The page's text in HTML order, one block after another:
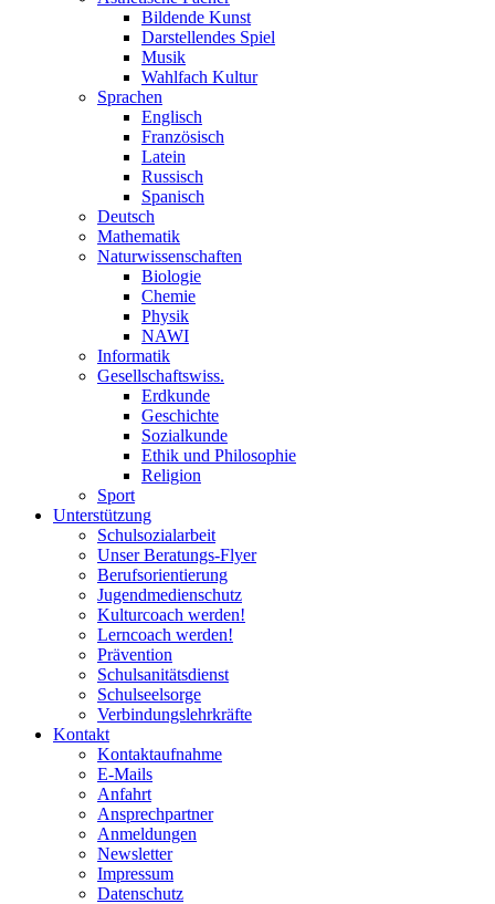
Bildende Kunst
Darstellendes Spiel
Musik
Wahlfach Kultur
Sprachen
Englisch
Französisch
Latein
Russisch
Spanisch
Deutsch
Mathematik
Naturwissenschaften
Biologie
Chemie
Physik
NAWI
Informatik
Gesellschaftswiss.
Erdkunde
Geschichte
Sozialkunde
Ethik und Philosophie
Religion
Sport
Unterstützung
Schulsozialarbeit
Unser Beratungs-Flyer
Berufsorientierung
Jugendmedienschutz
Kulturcoach werden!
Lerncoach werden!
Prävention
Schulsanitätsdienst
Schulseelsorge
Verbindungslehrkräfte
Kontakt
Kontaktaufnahme
E-Mails
Anfahrt
Ansprechpartner
Anmeldungen
Newsletter
Impressum
Datenschutz